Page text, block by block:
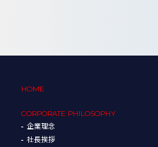
HOME
CORPORATE PHILOSOPHY
企業理念
社長挨拶